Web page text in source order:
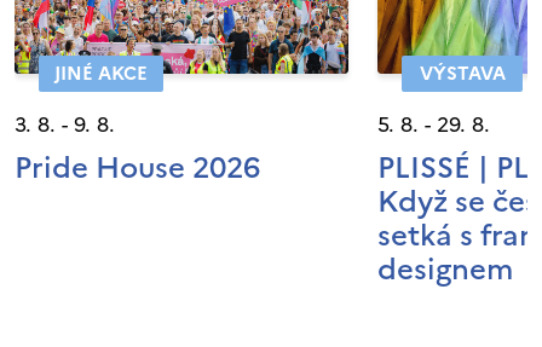
JINÉ AKCE
3. 8. - 9. 8.
Pride House 2026
VÝSTAVA
5. 8. - 29. 8.
PLISSÉ |
Když se
setká s
designem